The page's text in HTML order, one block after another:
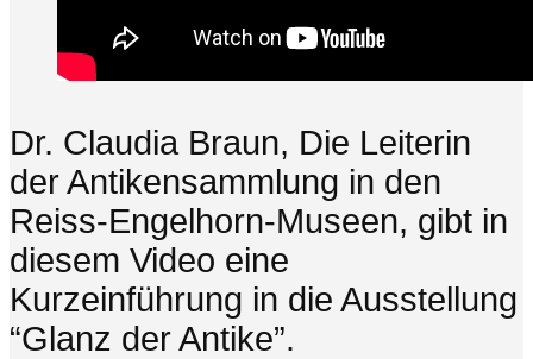
Dr. Claudia Braun, Die Leiterin
der Antikensammlung in den
Reiss-Engelhorn-Museen, gibt in
diesem Video eine
Kurzeinführung in die Ausstellung
“Glanz der Antike”.